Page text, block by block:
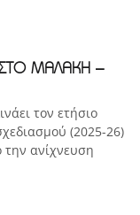
ΜΑΛΑΚΗ –
τον ετήσιο
(2025-26)
την ανίχνευση